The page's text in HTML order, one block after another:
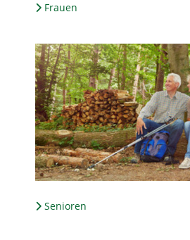
Frauen
Senioren